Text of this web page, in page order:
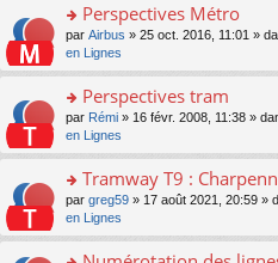
ré
c
e
nt
le
u
c
e
nt
n
o
n
lu
le
u
c
e
nt
s
s
a
n
o
n
lu
le
u
er
le
m
e
s
s
a
n
o
n
lu
le
o
n
s
er
le
m
e
s
s
a
Perspectives Métro
par Airbus » 25 oct. 2016, 11:01 »
en Lignes
o
n
s
er
le
m
e
Perspectives tram
par Rémi » 16 févr. 2008, 11:38 »
en Lignes
o
n
s
Tramway T9 :
par greg59 » 17 août 2021, 20:59 »
en Lignes